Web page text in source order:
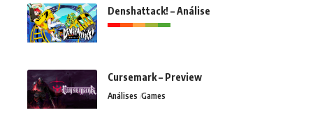
Denshattack! – Análise
Cursemark – Preview
Análises Games